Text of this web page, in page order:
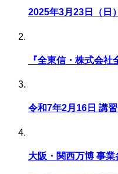
2025年3月23日（日
『全東信・株式会
令和7年2月16日 講
大阪・関西万博 事